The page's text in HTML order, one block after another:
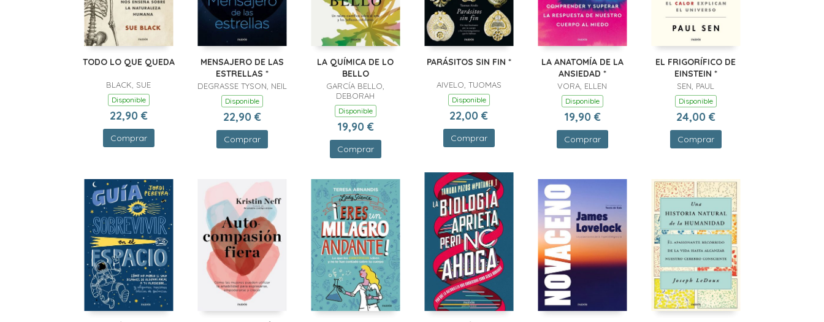
TODO LO QUE QUEDA
BLACK, SUE
Disponible
22,90 €
Comprar
MENSAJERO DE LAS
ESTRELLAS *
DEGRASSE TYSON, NEIL
Disponible
22,90 €
Comprar
LA QUÍMICA DE LO
BELLO
GARCÍA BELLO,
DEBORAH
Disponible
19,90 €
Comprar
PARÁSITOS SIN FIN *
AIVELO, TUOMAS
Disponible
22,00 €
Comprar
LA ANATOMÍA DE LA
ANSIEDAD *
VORA, ELLEN
Disponible
19,90 €
Comprar
EL FRIGORÍFICO DE
EINSTEIN *
SEN, PAUL
Disponible
24,00 €
Comprar